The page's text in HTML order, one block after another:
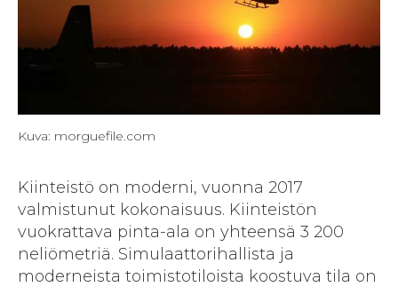
Kuva: morguefile.com
Kiinteistö on moderni, vuonna 2017
valmistunut kokonaisuus. Kiinteistön
vuokrattava pinta-ala on yhteensä 3 200
neliömetriä. Simulaattorihallista ja
moderneista toimistotiloista koostuva tila on